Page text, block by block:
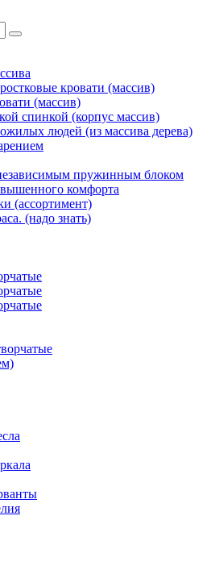
кровати (массив)
(массив)
спинкой (корпус массив)
людей (из массива дерева)
пружинным блоком
комфорта
(ассортимент)
(надо знать)